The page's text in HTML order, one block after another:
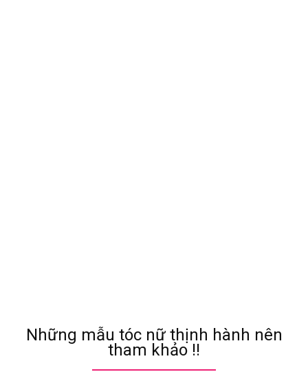
Những mẫu tóc nữ thịnh hành nên
tham khảo !!